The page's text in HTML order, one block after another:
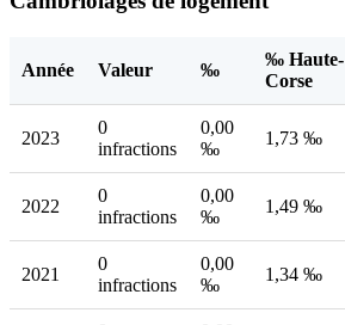
Année Valeur ‰
‰ Haute-
Corse
2023
0
infractions
0,00
‰
1,73 ‰
2022
0
infractions
0,00
‰
1,49 ‰
2021
0
infractions
0,00
‰
1,34 ‰